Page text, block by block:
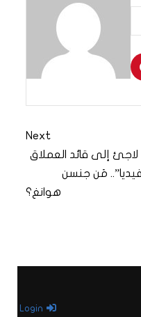
Next
إلى قائد العملاق
مَن جنسن
هوانغ؟